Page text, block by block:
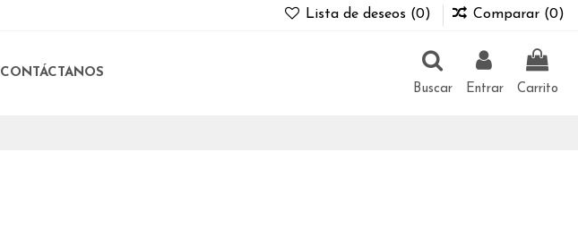
Lista de deseos (0) Comparar (0)
CONTÁCTANOS
Buscar
Entrar Carrito